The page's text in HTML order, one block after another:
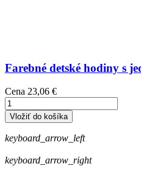
Farebné detské hodiny s
Cena 23,06 €
Vložiť do košíka
keyboard_arrow_left
keyboard_arrow_right